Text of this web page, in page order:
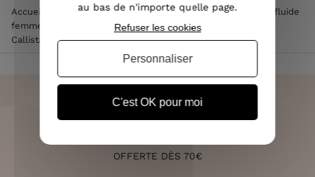
Accueil Vêtements femme >Pantalon femme >Pantalon fluide
femme
Pantalon femme fluide beige sable ceinture bijou
Callista
OFFERTE DÈS 70€
au bas de n'importe quelle page.
C'est OK pour moi
Refuser les cookies
Personnaliser